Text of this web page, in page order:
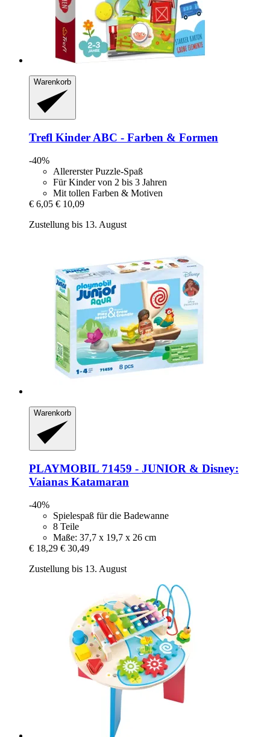
Warenkorb
Trefl Kinder ABC -​ Farben & Formen
-40%
Allererster Puzzle-Spaß
Für Kinder von 2 bis 3 Jahren
Mit tollen Farben & Motiven
€ 6,05 € 10,09
Zustellung bis 13. August
Warenkorb
PLAYMOBIL 71459 -​ JUNIOR & Disney:
Vaianas Katamaran
-40%
Spielespaß für die Badewanne
8 Teile
Maße: 37,7 x 19,7 x 26 cm
€ 18,29 € 30,49
Zustellung bis 13. August